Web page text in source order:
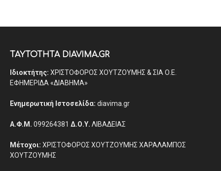
ΤΑΥΤΟΤΗΤΑ DIAVIMA.GR
Ιδιοκτήτης: ΧΡΙΣΤΟΦΟΡΟΣ ΧΟΥΤΖΟΥΜΗΣ & ΣΙΑ Ο.Ε.
ΕΦΗΜΕΡΙΔΑ «ΔΙΑΒΗΜΑ»
Ενημερωτική Ιστοσελίδα: diavima.gr
Α.Φ.Μ. 099264381 Δ.Ο.Υ. ΛΙΒΑΔΕΙΑΣ
Μέτοχοι: ΧΡΙΣΤΟΦΟΡΟΣ ΧΟΥΤΖΟΥΜΗΣ ΧΑΡΑΛΑΜΠΟΣ
ΧΟΥΤΖΟΥΜΗΣ